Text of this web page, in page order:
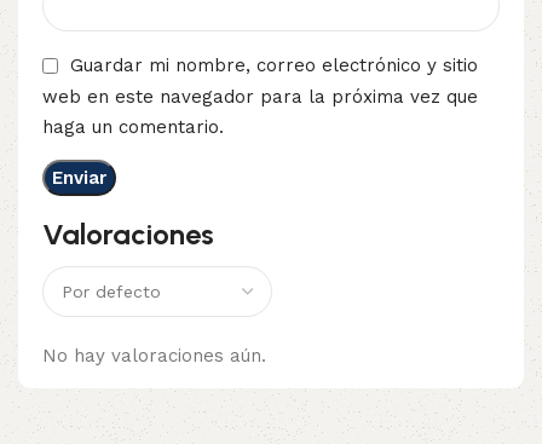
Valoraciones
No hay valoraciones aún.
Guardar mi nombre, correo electrónico y sitio
web en este navegador para la próxima vez que
haga un comentario.